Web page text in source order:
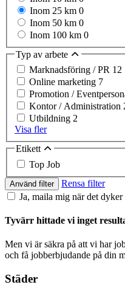
Inom 25 km 0
Inom 50 km 0
Inom 100 km 0
Typ av arbete
Marknadsföring / PR 12
Online marketing 7
Promotion /
Kontor / Administration
Utbildning 2
Visa fler
Etikett
Top Job
Använd filter
Rensa filter
Ja, maila mig när det
Tyvärr hittade vi inget
Men vi är säkra på att vi har
och få jobberbjudande på din
Städer